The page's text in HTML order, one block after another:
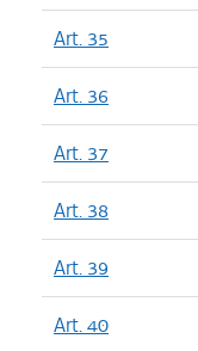
Art. 35
Art. 36
Art. 37
Art. 38
Art. 39
Art. 40